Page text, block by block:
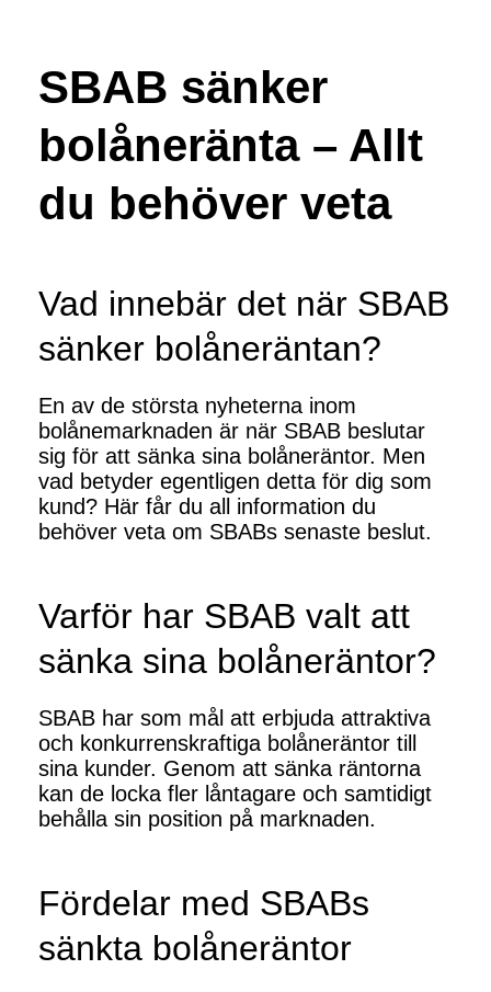
SBAB sänker
bolåneränta – Allt
du behöver veta
Vad innebär det när SBAB
sänker bolåneräntan?
En av de största nyheterna inom
bolånemarknaden är när SBAB beslutar
sig för att sänka sina bolåneräntor. Men
vad betyder egentligen detta för dig som
kund? Här får du all information du
behöver veta om SBABs senaste beslut.
Varför har SBAB valt att
sänka sina bolåneräntor?
SBAB har som mål att erbjuda attraktiva
och konkurrenskraftiga bolåneräntor till
sina kunder. Genom att sänka räntorna
kan de locka fler låntagare och samtidigt
behålla sin position på marknaden.
Fördelar med SBABs
sänkta bolåneräntor